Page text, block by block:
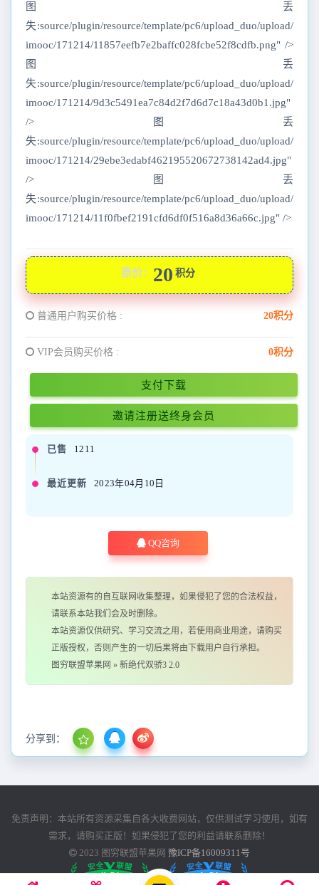
图丢
失:source/plugin/resource/template/pc6/upload_duo/upload/
imooc/171214/11857eefb7e2baffc028fcbe52f8cdfb.png" />
图丢
失:source/plugin/resource/template/pc6/upload_duo/upload/
imooc/171214/9d3c5491ea7c84d2f7d6d7c18a43d0b1.jpg"
/>图丢
失:source/plugin/resource/template/pc6/upload_duo/upload/
imooc/171214/29ebe3edabf462195520672738142ad4.jpg"
/>图丢
失:source/plugin/resource/template/pc6/upload_duo/upload/
imooc/171214/11f0fbef2191cfd6df0f516a8d36a66c.jpg" />
原价： 20 积分
普通用户购买价格 : 20积分
VIP会员购买价格 : 0积分
支付下载
邀请注册送终身会员
已售 1211
最近更新 2023年04月10日
QQ咨询
本站资源有的自互联网收集整理，如果侵犯了您的合法权益，
请联系本站我们会及时删除。
本站资源仅供研究、学习交流之用，若使用商业用途，请购买
正版授权，否则产生的一切后果将由下载用户自行承担。
图穷联盟苹果网 » 新绝代双骄3 2.0
分享到：
免责声明：本站所有资源采集自各大收费网站，仅供测试学习使用，如有
需求，请购买正版！如果侵犯了您的利益请联系删除！
2023 图穷联盟苹果网 豫ICP备16009311号